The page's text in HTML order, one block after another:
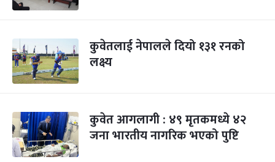
कुवेतलाई नेपालले दियो १३१ रनको
लक्ष्य
कुवेत आगलागी : ४९ मृतकमध्ये ४२
जना भारतीय नागरिक भएको पुष्टि